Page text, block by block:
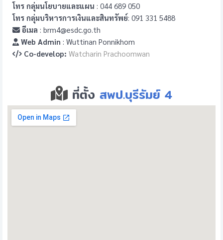
โทร กลุ่มนโยบายและแผน : 044 689 050
โทร กลุ่มบริหารการเงินและสินทรัพย์: 091 331 5488
อีเมล : brm4@esdc.go.th
Web Admin : Wuttinan Ponnikhom
Co-develop: Watcharin Prachoomwan
ที่ตั้ง สพป.บุรีรัมย์ 4